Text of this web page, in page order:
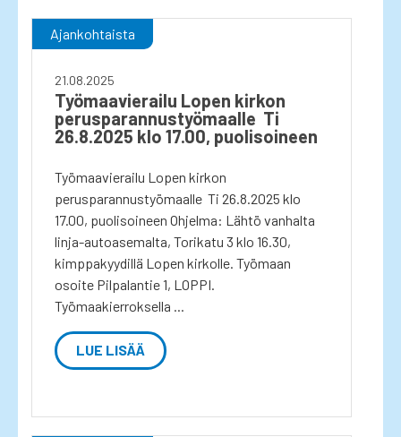
Ajankohtaista
21.08.2025
Työmaavierailu Lopen kirkon
perusparannustyömaalle Ti
26.8.2025 klo 17.00, puolisoineen
Työmaavierailu Lopen kirkon
perusparannustyömaalle Ti 26.8.2025 klo
17.00, puolisoineen Ohjelma: Lähtö vanhalta
linja-autoasemalta, Torikatu 3 klo 16.30,
kimppakyydillä Lopen kirkolle. Työmaan
osoite Pilpalantie 1, LOPPI.
Työmaakierroksella ...
LUE LISÄÄ